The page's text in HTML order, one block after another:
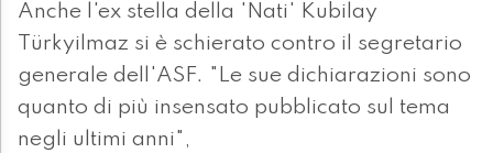
Anche l'ex stella della 'Nati' Kubilay
Türkyilmaz si è schierato contro il segretario
generale dell'ASF. "Le sue dichiarazioni sono
quanto di più insensato pubblicato sul tema
negli ultimi anni",